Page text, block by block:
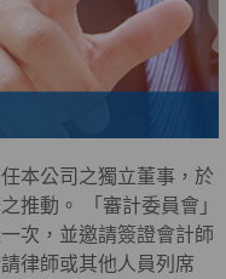
本公司之獨立董事，於
推動。 「審計委員會」
次，並邀請簽證會計師
律師或其他人員列席